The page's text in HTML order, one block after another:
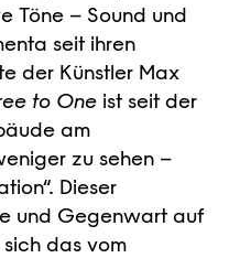
Töne – Sound und
seit ihren
der Künstler Max
to One ist seit der
am
zu sehen –
Dieser
und Gegenwart auf
das vom